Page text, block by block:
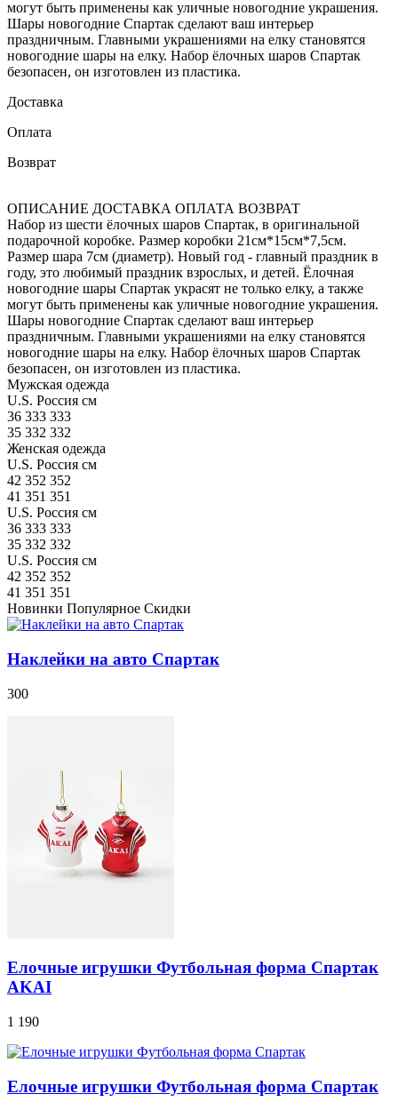
могут быть применены как уличные новогодние украшения.
Шары новогодние Спартак сделают ваш интерьер
праздничным. Главными украшениями на елку становятся
новогодние шары на елку. Набор ёлочных шаров Спартак
безопасен, он изготовлен из пластика.
Доставка
Оплата
Возврат
ОПИСАНИЕ ДОСТАВКА ОПЛАТА ВОЗВРАТ
Набор из шести ёлочных шаров Спартак, в оригинальной
подарочной коробке. Размер коробки 21см*15см*7,5см.
Размер шара 7см (диаметр). Новый год - главный праздник в
году, это любимый праздник взрослых, и детей. Ёлочная
новогодние шары Спартак украсят не только елку, а также
могут быть применены как уличные новогодние украшения.
Шары новогодние Спартак сделают ваш интерьер
праздничным. Главными украшениями на елку становятся
новогодние шары на елку. Набор ёлочных шаров Спартак
безопасен, он изготовлен из пластика.
Мужская одежда
U.S. Россия см
36 333 333
35 332 332
Женская одежда
U.S. Россия см
42 352 352
41 351 351
U.S. Россия см
36 333 333
35 332 332
U.S. Россия см
42 352 352
41 351 351
Новинки Популярное Скидки
Наклейки на авто Спартак
300
Елочные игрушки Футбольная форма Спартак
AKAI
1 190
Елочные игрушки Футбольная форма Спартак